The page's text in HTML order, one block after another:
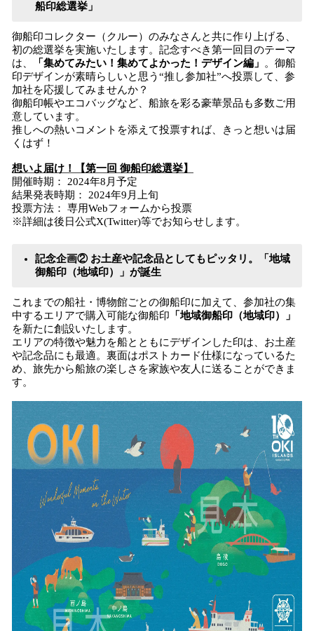
船印総選挙」
御船印コレクター（クルー）のみなさんと共に作り上げる、
初の総選挙を実施いたします。記念すべき第一回目のテーマ
は、
「集めてみたい！集めてよかった！デザイン編」
。御船
印デザインが素晴らしいと思う“推し参加社”へ投票して、参
加社を応援してみませんか？
御船印帳やエコバッグなど、船旅を彩る豪華景品も多数ご用
意しています。
推しへの熱いコメントを添えて投票すれば、きっと想いは届
くはず！
想いよ届け！【第一回 御船印総選挙】
開催時期： 2024年8月予定
結果発表時期： 2024年9月上旬
投票方法： 専用Webフォームから投票
※詳細は後日公式X(Twitter)等でお知らせします。
記念企画② お土産や記念品としてもピッタリ。「地域
御船印（地域印）」が誕生
これまでの船社・博物館ごとの御船印に加えて、参加社の集
中するエリアで購入可能な御船印 「地域御船印（地域印）」
を新たに創設いたします。
エリアの特徴や魅力を船とともにデザインした印は、お土産
や記念品にも最適。裏面はポストカード仕様になっているた
め、旅先から船旅の楽しさを家族や友人に送ることができま
す。